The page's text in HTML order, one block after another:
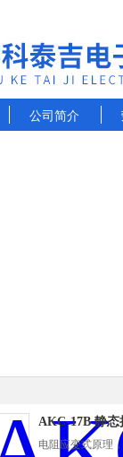
公司简介
AKC-17B 静态
电阻应变式原理